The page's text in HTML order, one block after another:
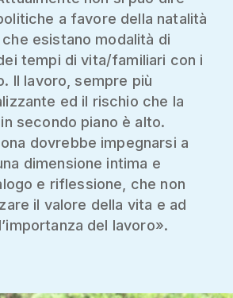
a favore della natalità
esistano modalità di
tempi di vita/familiari con i
Il lavoro, sempre più
ed il rischio che la
secondo piano è alto.
dovrebbe impegnarsi a
dimensione intima e
e riflessione, che non
il valore della vita e ad
del lavoro».